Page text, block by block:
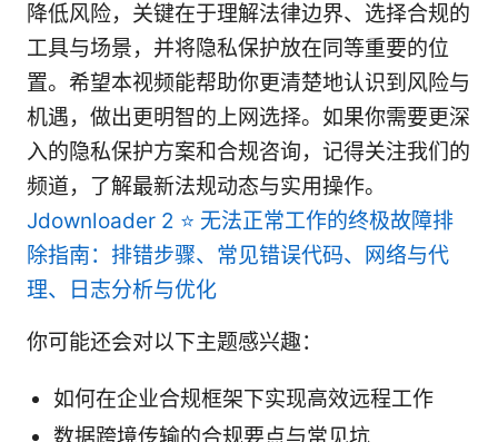
降低风险，关键在于理解法律边界、选择合规的
工具与场景，并将隐私保护放在同等重要的位
置。希望本视频能帮助你更清楚地认识到风险与
机遇，做出更明智的上网选择。如果你需要更深
入的隐私保护方案和合规咨询，记得关注我们的
频道，了解最新法规动态与实用操作。
Jdownloader 2 ⭐ 无法正常工作的终极故障排
除指南：排错步骤、常见错误代码、网络与代
理、日志分析与优化
你可能还会对以下主题感兴趣：
如何在企业合规框架下实现高效远程工作